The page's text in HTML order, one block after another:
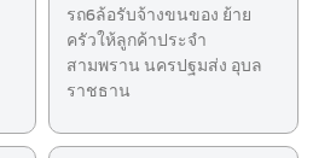
รถ6ล้อรับจ้างขนของ ย้าย
ครัวให้ลูกค้าประจำ
สามพราน นครปฐมส่ง อุบล
ราชธาน